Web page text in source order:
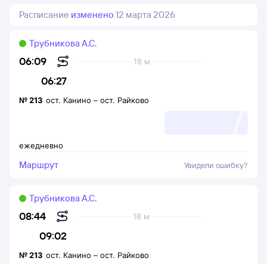
Расписание изменено 12 марта 2026
06:09
06:27
18 м
Трубникова А.С.
ежедневно
№213 ост. Канино – ост. Райково
Маршрут Увидели ошибку?
08:44
09:02
18 м
Трубникова А.С.
№213 ост. Канино – ост. Райково